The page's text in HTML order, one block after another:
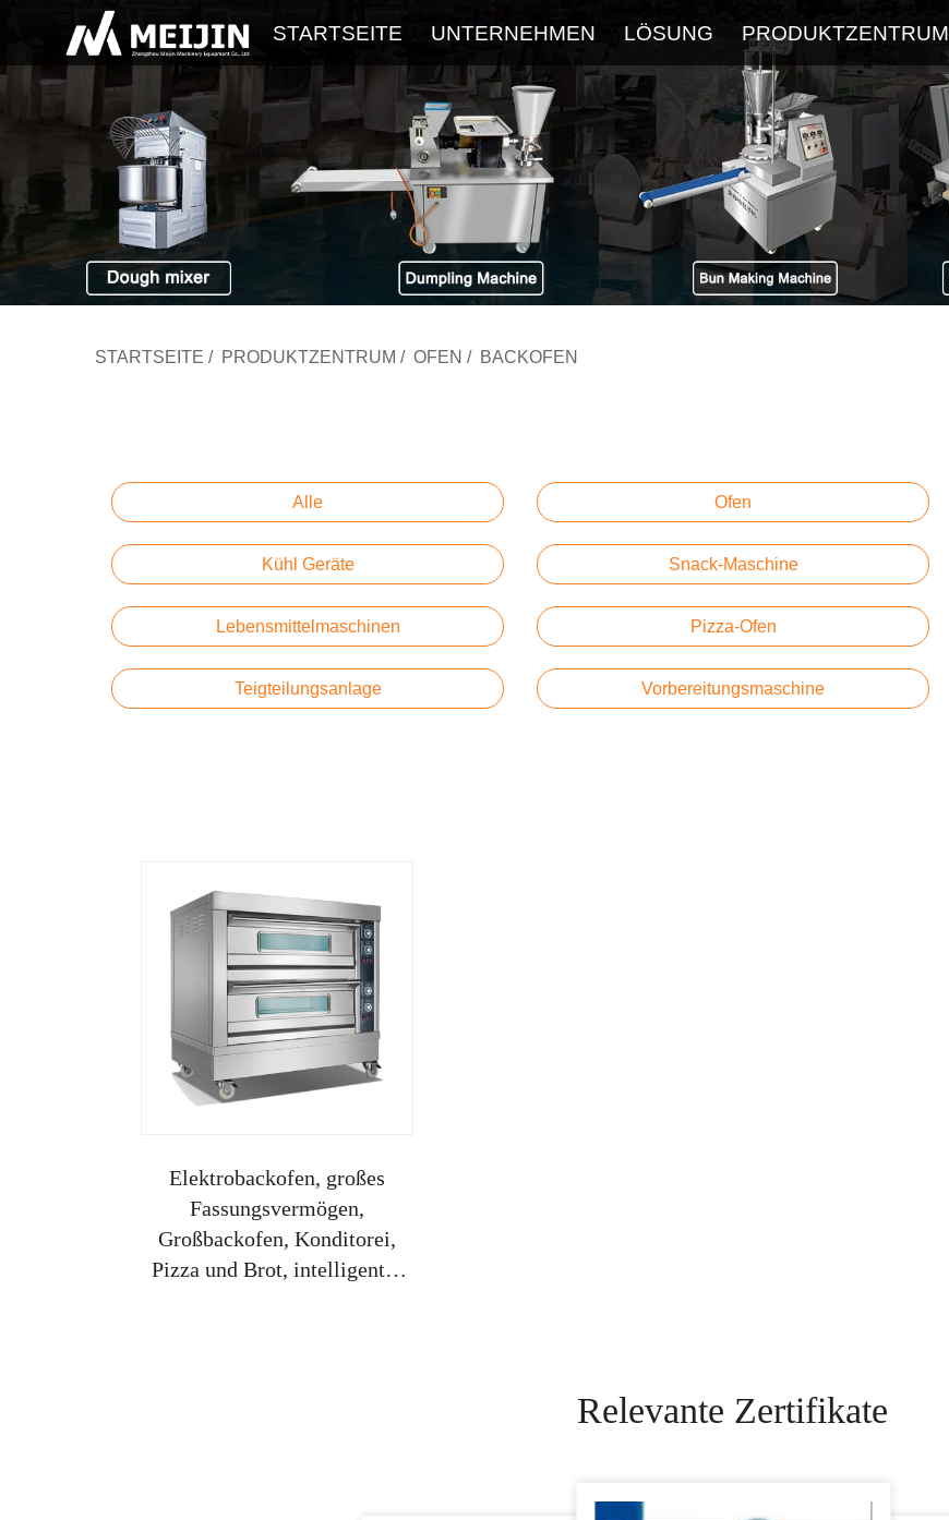
STARTSEITE UNTERNEHMEN
Über Neueste Blog
LÖSUNG PRODUKTZENTRUM
Service FAQ
STARTSEITE / PRODUKTZENTRUM / OFEN / BACKOFEN
Alle Ofen
Kühl Geräte Snack-Maschine
Lebensmittelmaschinen Pizza-Ofen
Teigteilungsanlage Vorbereitungsmaschine
Elektrobackofen, großes
Fassungsvermögen,
Großbackofen, Konditorei,
Pizza und Brot, intelligenter
Relevante Zertifikate